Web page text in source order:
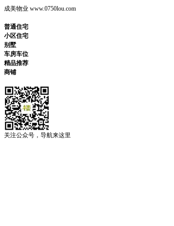
成美物业 www.0750lou.com
普通住宅
小区住宅
别墅
车房车位
精品推荐
商铺
关注公众号，导航来这里